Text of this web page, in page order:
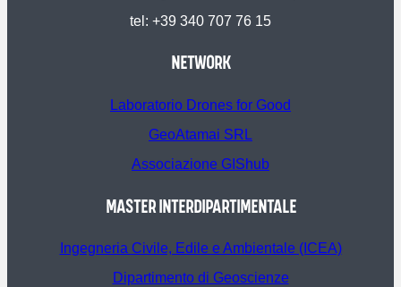
tel: +39 340 707 76 15
NETWORK
Laboratorio Drones for Good
GeoAtamai SRL
Associazione GIShub
MASTER INTERDIPARTIMENTALE
Ingegneria Civile, Edile e Ambientale (ICEA)
Dipartimento di Geoscienze